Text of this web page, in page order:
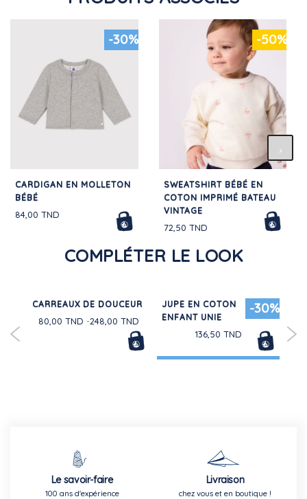
-30%
CARDIGAN EN MOLLETON
BÉBÉ
84,00 TND
-50%
SWEATSHIRT BÉBÉ EN
COTON IMPRIMÉ BATEAU
VINTAGE
72,50 TND
COMPLÉTER LE LOOK
CARREAUX DE DOUCEUR
80,00 TND 248,00 TND
-30%
JUPE EN COTON
ENFANT UNIE
136,50 TND
Le savoir-faire
100 ans d'expérience
Livraison
chez vous et en boutique !